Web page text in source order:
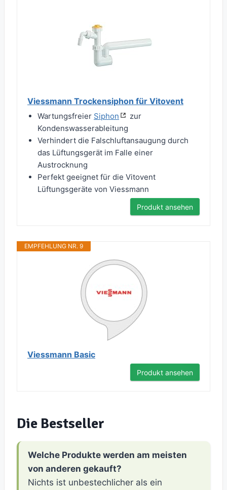
Viessmann Trockensiphon für Vitovent
Wartungsfreier Siphon
zur
Kondenswasserableitung
Verhindert die Falschluftansaugung durch
das Lüftungsgerät im Falle einer
Austrocknung
Perfekt geeignet für die Vitovent
Lüftungsgeräte von Viessmann
Produkt ansehen
EMPFEHLUNG NR. 9
Viessmann Basic
Produkt ansehen
Die Bestseller
Welche Produkte werden am meisten
von anderen gekauft?
Nichts ist unbestechlicher als ein